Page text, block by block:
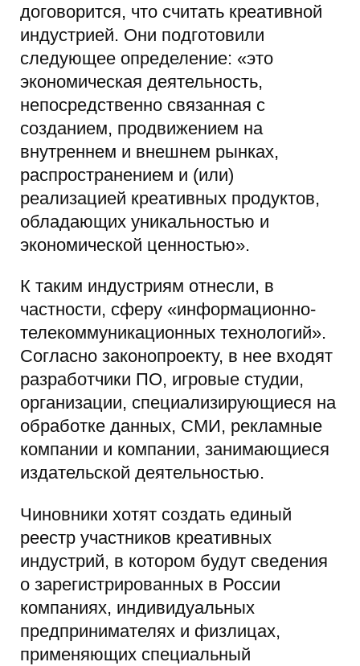
договорится, что считать креативной
индустрией. Они подготовили
следующее определение: «это
экономическая деятельность,
непосредственно связанная с
созданием, продвижением на
внутреннем и внешнем рынках,
распространением и (или)
реализацией креативных продуктов,
обладающих уникальностью и
экономической ценностью».
К таким индустриям отнесли, в
частности, сферу «информационно-
телекоммуникационных технологий».
Согласно законопроекту, в нее входят
разработчики ПО, игровые студии,
организации, специализирующиеся на
обработке данных, СМИ, рекламные
компании и компании, занимающиеся
издательской деятельностью.
Чиновники хотят создать единый
реестр участников креативных
индустрий, в котором будут сведения
о зарегистрированных в России
компаниях, индивидуальных
предпринимателях и физлицах,
применяющих специальный